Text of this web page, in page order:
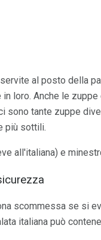
al posto della
loro. Anche le
sono tante zuppe
più sottili.
all'italiana) e
scommessa se si
italiana può